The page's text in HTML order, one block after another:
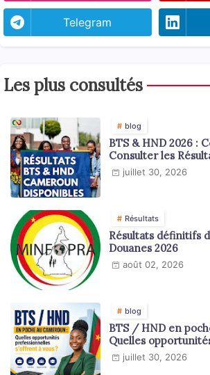
Telegram
Les plus consultés
blog
BTS & HND 2026 :
Consulter les
juillet 30, 2026
Résultats
Résultats définitifs
Douanes 2026
août 02, 2026
blog
BTS / HND en
Quelles
s'offrent à vous ?
juillet 30, 2026